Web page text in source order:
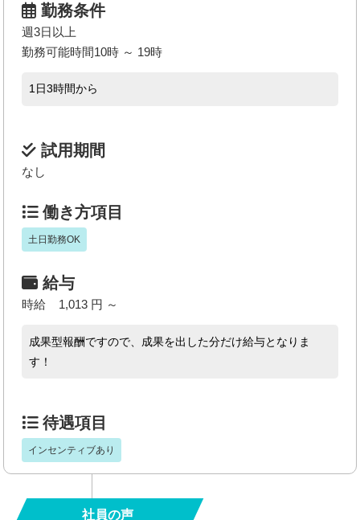
勤務条件
週3日以上
勤務可能時間10時 ～ 19時
1日3時間から
試用期間
なし
働き方項目
土日勤務OK
給与
時給 1,013 円 ～
成果型報酬ですので、成果を出した分だけ給与となりま
す！
待遇項目
インセンティブあり
社員の声